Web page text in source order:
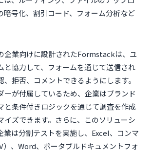
暗号化、割引コード、フォーム分析など
企業向けに設計されたFormstackは、ユ
と協力して、フォームを通じて送信され
、拒否、コメントできるようにします。
ーが付属しているため、企業はブランド
と条件付きロジックを通じて調査を作成
イズできます。さらに、このソリューシ
業は分割テストを実施し、Excel、コンマ
）、Word、ポータブルドキュメントフォ